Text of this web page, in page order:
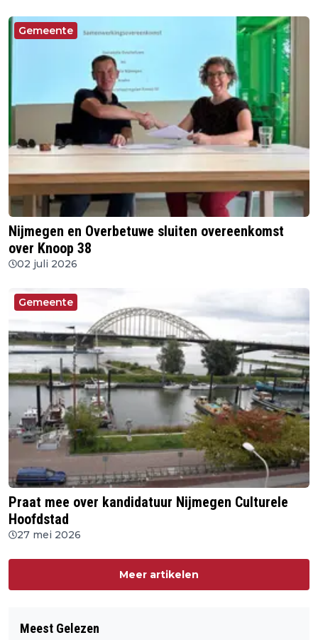
Gemeente
Nijmegen en Overbetuwe sluiten overeenkomst
over Knoop 38
02 juli 2026
Gemeente
Praat mee over kandidatuur Nijmegen Culturele
Hoofdstad
27 mei 2026
Meer artikelen
Meest Gelezen